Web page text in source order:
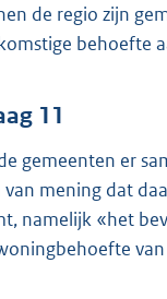
de regio zijn
behoefte
11
gemeenten er
van mening dat
namelijk «het